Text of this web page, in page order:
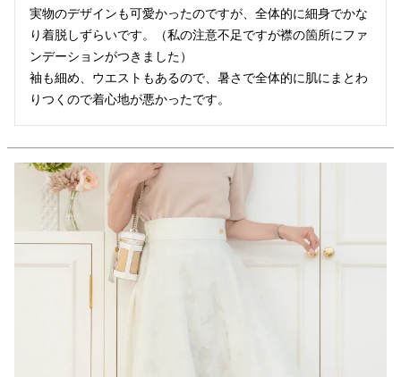
実物のデザインも可愛かったのですが、全体的に細身でかな
り着脱しずらいです。（私の注意不足ですが襟の箇所にファ
ンデーションがつきました）
袖も細め、ウエストもあるので、暑さで全体的に肌にまとわ
りつくので着心地が悪かったです。